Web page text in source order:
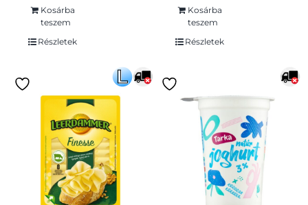
Kosárba
teszem
Részletek
Kosárba
teszem
Részletek